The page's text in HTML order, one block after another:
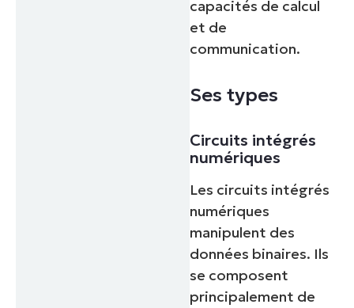
capacités de calcul
et de
communication.
Ses types
Circuits intégrés
numériques
Les circuits intégrés
numériques
manipulent des
données binaires. Ils
se composent
principalement de